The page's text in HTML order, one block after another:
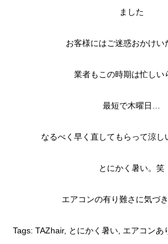
ました
お客様にはご迷惑おかけい
業者もこの時期は忙しい
最短で木曜日…
なるべく早く直してもらって涼し
とにかく暑い。笑
エアコンの有り難さに気づ
Tags:TAZhair, とにかく暑い エアコンあ